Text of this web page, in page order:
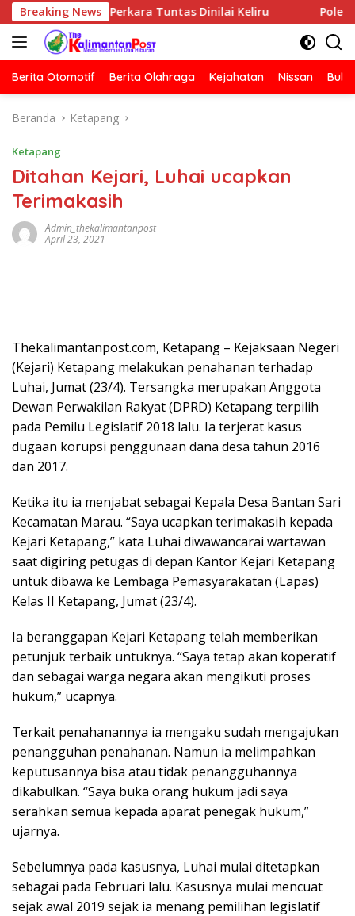
Langsung
ke
konten
Breaking News
Klaim Perkara Tuntas Dinilai Keliru Polemik
Berita Otomotif Berita Olahraga Kejahatan Nissan
Beranda Ketapang
Ketapang
Ditahan Kejari, Luhai ucapkan
Terimakasih
Admin_thekalimantanpost
April 23, 2021
Thekalimantanpost.com, Ketapang – Kejaksaan Negeri
(Kejari) Ketapang melakukan penahanan terhadap
Luhai, Jumat (23/4). Tersangka merupakan Anggota
Dewan Perwakilan Rakyat (DPRD) Ketapang terpilih
pada Pemilu Legislatif 2018 lalu. Ia terjerat kasus
dugaan korupsi penggunaan dana desa tahun 2016
dan 2017.
Ketika itu ia menjabat sebagai Kepala Desa Bantan Sari
Kecamatan Marau. “Saya ucapkan terimakasih kepada
Kejari Ketapang,” kata Luhai diwawancarai wartawan
saat digiring petugas di depan Kantor Kejari Ketapang
untuk dibawa ke Lembaga Pemasyarakatan (Lapas)
Kelas II Ketapang, Jumat (23/4).
Ia beranggapan Kejari Ketapang telah memberikan
petunjuk terbaik untuknya. “Saya tetap akan koperatif
dan sebagai warga negara akan mengikuti proses
hukum,” ucapnya.
Terkait penahanannya ia mengaku sudah mengajukan
penangguhan penahanan. Namun ia melimpahkan
keputusannya bisa atau tidak penangguhannya
dikabulkan. “Saya buka orang hukum jadi saya
serahkan semua kepada aparat penegak hukum,”
ujarnya.
Sebelumnya pada kasusnya, Luhai mulai ditetapkan
sebagai pada Februari lalu. Kasusnya mulai mencuat
sejak awal 2019 sejak ia menang pemilihan legislatif